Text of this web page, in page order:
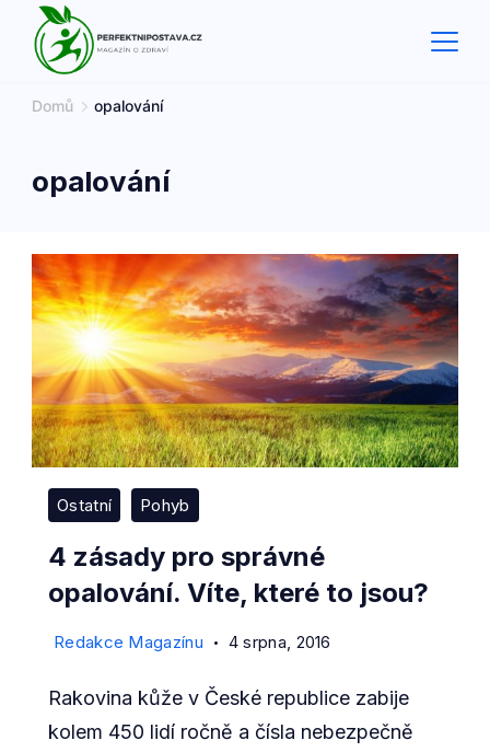
Domů opalování
opalování
Ostatní Pohyb
4 zásady pro správné
opalování. Víte, které to jsou?
Redakce Magazínu 4 srpna, 2016
Rakovina kůže v České republice zabije
kolem 450 lidí ročně a čísla nebezpečně